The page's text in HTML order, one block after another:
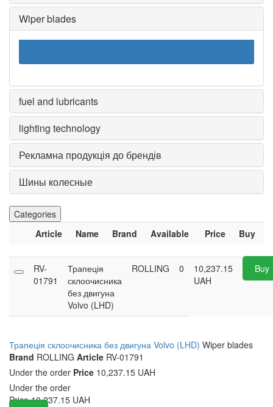
Wiper blades
fuel and lubricants
lighting technology
Рекламна продукція до брендів
Шины колесные
Categories
Article
Name Brand Available Price Buy
RV-
01791
Трапеція
склоочисника
без двигуна
Volvo (LHD)
ROLLING 0
10,237.15
UAH
Buy
Трапеція склоочисника без двигуна Volvo (LHD) Wiper blades
Brand ROLLING Article RV-01791
Under the order Price 10,237.15 UAH
Under the order
Price 10,237.15 UAH